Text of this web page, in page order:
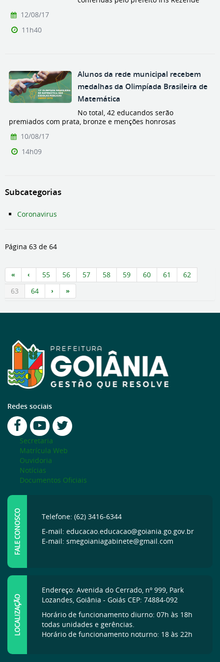
12/08/17
11h40
Alunos da rede municipal recebem
medalhas da Olimpíada Brasileira de
Matemática
No total, 42 educandos serão
premiados com prata, bronze e menções honrosas
10/08/17
14h09
Subcategorias
Coronavirus
Página 63 de 64
55 56 57 58 59 60 61
62
63
64
Redes sociais
Secretaria
Matrícula Web
Ouvidoria
Notícias
Documentos Oficiais
FALE CONOSCO
Telefone: (62) 3416-6344
E-mail: educacao.educacao@goiania.go.gov.br
E-mail: smegoianiagabinete@gmail.com
LOCALIZAÇÃO
Endereço: Avenida do Cerrado, nº 999, Park
Lozandes, Goiânia - Goiás CEP: 74884-092
Horário de funcionamento diurno: 07h às 18h
todas unidades e gerências.
Horário de funcionamento noturno: 18 às 22h